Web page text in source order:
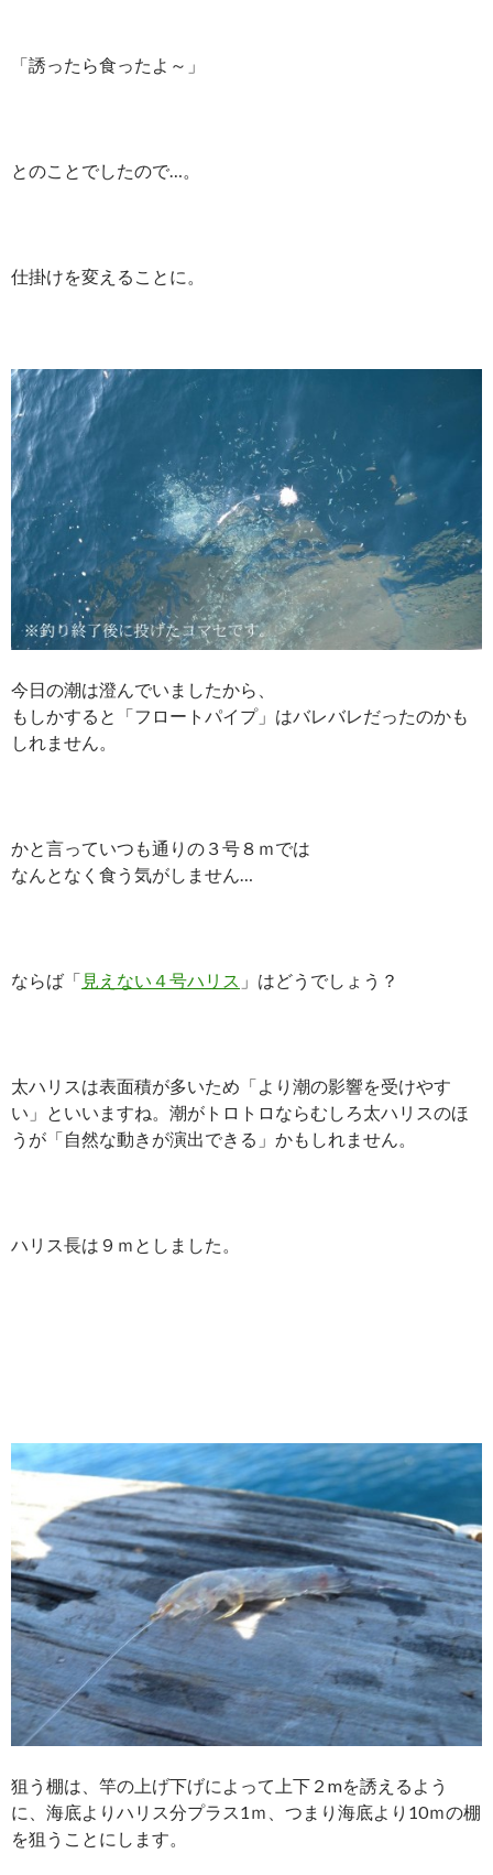
「誘ったら食ったよ～」
とのことでしたので…。
仕掛けを変えることに。
今日の潮は澄んでいましたから、
もしかすると「フロートパイプ」はバレバレだったのかも
しれません。
かと言っていつも通りの３号８ｍでは
なんとなく食う気がしません…
ならば「 見えない４号ハリス 」はどうでしょう？
太ハリスは表面積が多いため「より潮の影響を受けやす
い」といいますね。潮がトロトロならむしろ太ハリスのほ
うが「自然な動きが演出できる」かもしれません。
ハリス長は９ｍとしました。
狙う棚は、竿の上げ下げによって上下２mを誘えるよう
に、海底よりハリス分プラス1ｍ、つまり海底より10ｍの棚
を狙うことにします。